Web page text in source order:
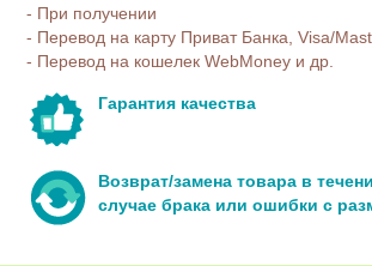
- При получении
- Перевод на карту Приват Банка, Visa/
- Перевод на кошелек WebMoney и др.
Гарантия качества
Возврат/замена товара в
случае брака или ошибки с